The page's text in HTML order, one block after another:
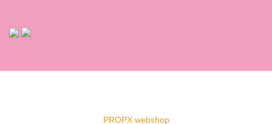
PROPX webshop